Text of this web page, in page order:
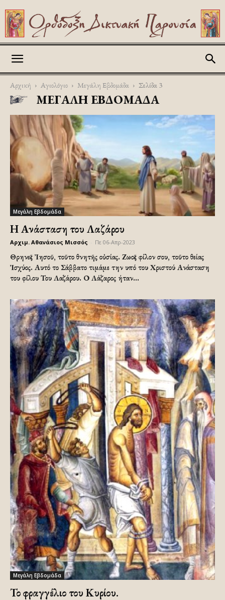
Αρχική Αγιολόγιο Μεγάλη Εβδομάδα Σελίδα 3
ΜΕΓΆΛΗ ΕΒΔΟΜΆΔΑ
Μεγάλη Εβδομάδα
Η Ανάσταση του Λαζάρου
Αρχιμ. Αθανάσιος Μισσός Πε 06-Απρ-2023
Θρηνεῖς Ἰησοῦ, τοῦτο θνητῆς οὐσίας. Ζωοῖς φίλον σου, τοῦτο θείας
Ἰσχύος. Αυτό το Σάββατο τιμάμε την υπό του Χριστού Ανάσταση
του φίλου Του Λαζάρου. Ο Λάζαρος ήταν...
Μεγάλη Εβδομάδα
Το φραγγέλιο του Κυρίου.